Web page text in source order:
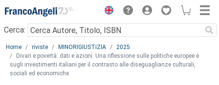
Menu
Cerca:
Main content
Home riviste MINORIGIUSTIZIA
2025
Divari e povertà: dati e azioni. Una riflessione sulle politiche europee e
sugli investimenti italiani per il contrasto alle diseguaglianze culturali,
sociali ed economiche